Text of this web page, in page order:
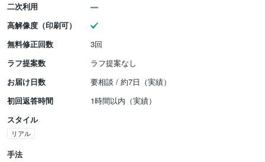
二次利用
高解像度（印刷可）
無料修正回数
3回
ラフ提案数
ラフ提案なし
お届け日数
要相談 / 約7日（実績）
初回返答時間
1時間以内（実績）
スタイル
リアル
手法